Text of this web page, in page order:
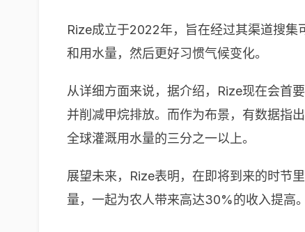
Rize成立于2022年，旨在经过其渠道搜集
和用水量，然后更好习惯气候变化。
从详细方面来说，据介绍，Rize现在会首
并削减甲烷排放。而作为布景，有数据指
全球灌溉用水量的三分之一以上。
展望未来， Rize表明，在即将到来的时节
量，一起为农人带来高达30%的收入提高